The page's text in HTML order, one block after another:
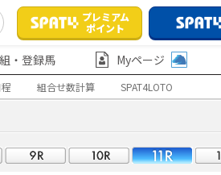
プレミアム
ポイント
・登録馬 Myページ
組合せ数計算 SPAT4LOTO